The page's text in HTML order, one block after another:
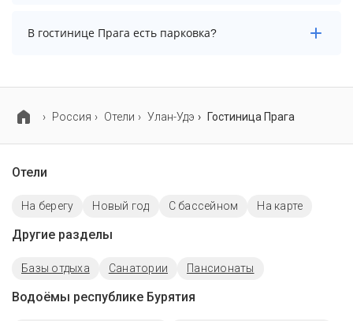
В гостинице Прага нет бассейна.
В гостинице Прага есть парковка?
возможно, услуга оплачивается отдельно.
Россия Отели Улан-Удэ Гостиница Прага
Отели
На берегу Новый год C бассейном На карте
Другие разделы
Базы отдыха Санатории Пансионаты
Водоёмы республике Бурятия